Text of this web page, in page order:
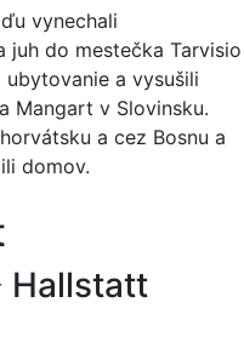
vynechali
juh do mestečka Tarvisio
ubytovanie a vysušili
Mangart v Slovinsku.
a cez Bosnu a
domov.
Hallstatt